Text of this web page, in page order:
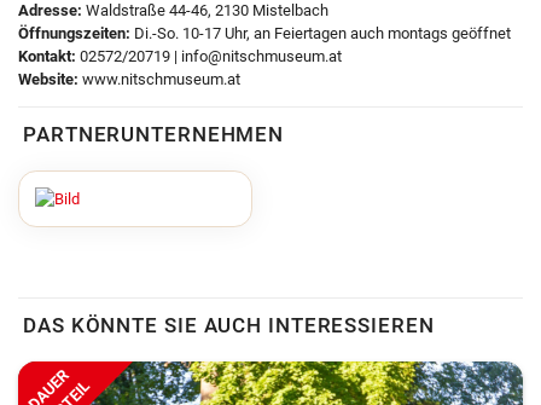
Adresse: Waldstraße 44-46, 2130 Mistelbach
Öffnungszeiten: Di.-So. 10-17 Uhr, an Feiertagen auch montags geöffnet
Kontakt: 02572/20719 | info@nitschmuseum.at
Website: www.nitschmuseum.at
PARTNERUNTERNEHMEN
DAS KÖNNTE SIE AUCH INTERESSIEREN
DAUER